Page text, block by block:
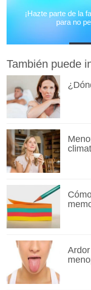
También puede